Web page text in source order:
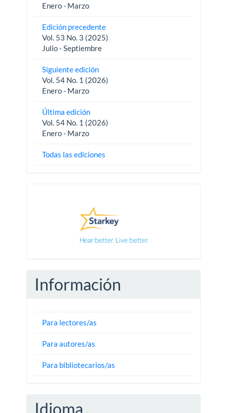
Enero - Marzo
Edición precedente
Vol. 53 No. 3 (2025)
Julio - Septiembre
Siguiente edición
Vol. 54 No. 1 (2026)
Enero - Marzo
Última edición
Vol. 54 No. 1 (2026)
Enero - Marzo
Todas las ediciones
Información
Para lectores/as
Para autores/as
Para bibliotecarios/as
Idioma